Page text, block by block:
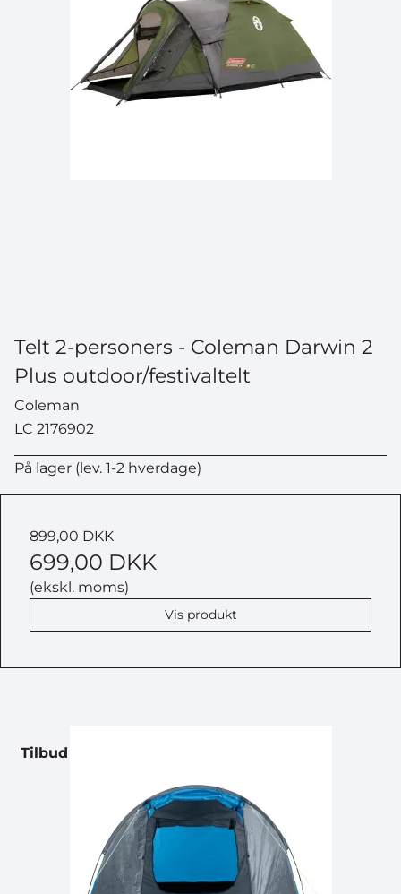
Telt 2-personers - Coleman Darwin 2
Plus outdoor/festivaltelt
Coleman
LC 2176902
På lager (lev. 1-2 hverdage)
899,00 DKK
699,00 DKK
(ekskl. moms)
Vis produkt
Tilbud